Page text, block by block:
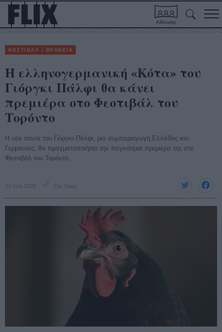
Αίθουσες
ΦΕΣΤΙΒΑΛ / ΒΡΑΒΕΙΑ
Η ελληνογερμανική «Kότα» του
Γιόργκι Πάλφι θα κάνει
πρεμιέρα στο Φεστιβάλ του
Τορόντο
Η νέα ταινία του Γιόργκι Πάλφι, μια συμπαραγωγή Ελλάδας και
Γερμανίας, θα πραγματοποιήσει την παγκόσμια πρεμιέρα της στο
Φεστιβάλ του Τορόντο.
23 Ιούλ 2025 Flix Team